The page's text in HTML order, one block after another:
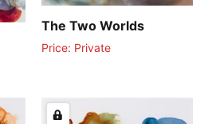
The Two Worlds
Price: Private